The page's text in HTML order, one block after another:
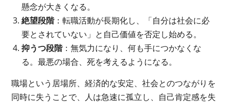
懸念が大きくなる。
絶望段階：転職活動が長期化し、「自分は社会に必
要とされていない」と自己価値を否定し始める。
抑うつ段階：無気力になり、何も手につかなくな
る。最悪の場合、死を考えるようになる。
職場という居場所、経済的な安定、社会とのつながりを
同時に失うことで、人は急速に孤立し、自己肯定感を失